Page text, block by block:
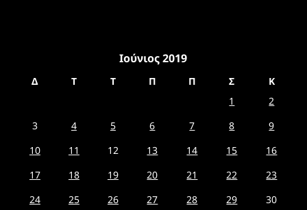
Ιούνιος 2019
Δ Τ Τ Π Π Σ
Κ
1
2
3
4 5 6 7 8
9
10
11 12 13 14 15
16
17
18 19 20 21 22
23
24
25 26 27 28 29
30